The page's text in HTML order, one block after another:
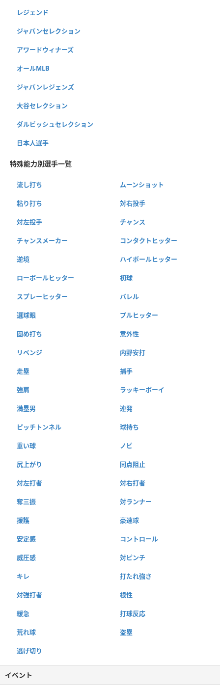
レジェンド
ジャパンセレクション
アワードウィナーズ
オールMLB
ジャパンレジェンズ
大谷セレクション
ダルビッシュセレクション
日本人選手
特殊能力別選手一覧
流し打ち ムーンショット
粘り打ち 対右投手
対左投手 チャンス
チャンスメーカー コンタクトヒッター
逆境 ハイボールヒッター
ローボールヒッター 初球
スプレーヒッター バレル
選球眼 プルヒッター
固め打ち 意外性
リベンジ 内野安打
走塁 捕手
強肩 ラッキーボーイ
満塁男 連発
ピッチトンネル 球持ち
重い球 ノビ
尻上がり 同点阻止
対左打者 対右打者
奪三振 対ランナー
援護 豪速球
安定感 コントロール
威圧感 対ピンチ
キレ 打たれ強さ
対強打者 根性
緩急 打球反応
荒れ球 盗塁
逃げ切り
イベント